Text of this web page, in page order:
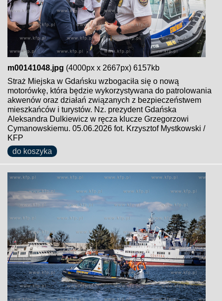
m00141048.jpg (4000px x 2667px) 6157kb
Straż Miejska w Gdańsku wzbogaciła się o nową
motorówkę, która będzie wykorzystywana do patrolowania
akwenów oraz działań związanych z bezpieczeństwem
mieszkańców i turystów. Nz. prezydent Gdańska
Aleksandra Dulkiewicz w ręcza klucze Grzegorzowi
Cymanowskiemu. 05.06.2026 fot. Krzysztof Mystkowski /
KFP
do koszyka